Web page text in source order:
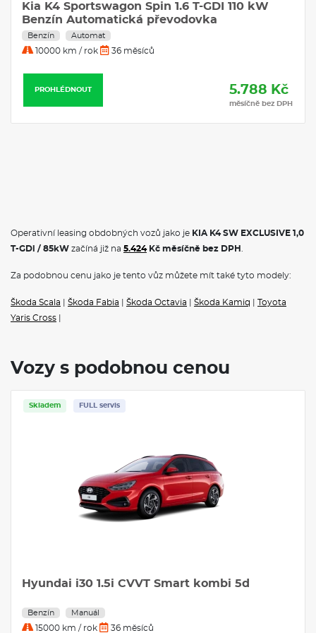
Navigace
Kia K4 Sportswagon Spin 1.6 T-GDI 110 kW
Benzín Automatická převodovka
Benzín Automat
10000 km / rok 36 měsíců
PROHLÉDNOUT 5.788 Kč
měsíčně bez DPH
Operativní leasing obdobných vozů jako je KIA K4 SW EXCLUSIVE 1,0
T-GDi / 85kW začíná již na 5.424Kč měsíčně bez DPH
Za podobnou cenu jako je tento vůz můžete mít také tyto modely:
Škoda Scala Škoda Fabia Škoda Octavia Škoda Kamiq
Toyota
Yaris Cross
Vozy s podobnou cenou
Skladem FULL servis
Hyundai i30 1.5i CVVT Smart kombi 5d
Benzín Manuál
15000 km / rok 36 měsíců